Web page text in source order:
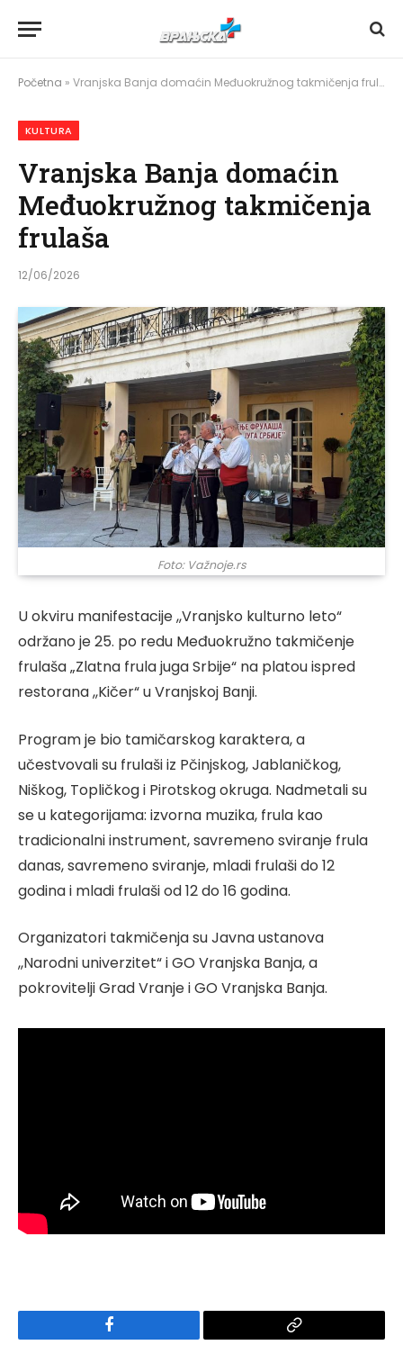
Početna » Vranjska Banja domaćin Međuokružnog takmičenja frulaša
KULTURA
Vranjska Banja domaćin
Međuokružnog takmičenja
frulaša
12/06/2026
Foto: Važnoje.rs
U okviru manifestacije ,,Vranjsko kulturno leto“
održano je 25. po redu Međuokružno takmičenje
frulaša „Zlatna frula juga Srbije“ na platou ispred
restorana ,,Kičer“ u Vranjskoj Banji.
Program je bio tamičarskog karaktera, a
učestvovali su frulaši iz Pčinjskog, Jablaničkog,
Niškog, Topličkog i Pirotskog okruga. Nadmetali su
se u kategorijama: izvorna muzika, frula kao
tradicionalni instrument, savremeno sviranje frula
danas, savremeno sviranje, mladi frulaši do 12
godina i mladi frulaši od 12 do 16 godina.
Organizatori takmičenja su Javna ustanova
,,Narodni univerzitet“ i GO Vranjska Banja, a
pokrovitelji Grad Vranje i GO Vranjska Banja.
Facebook
Copy